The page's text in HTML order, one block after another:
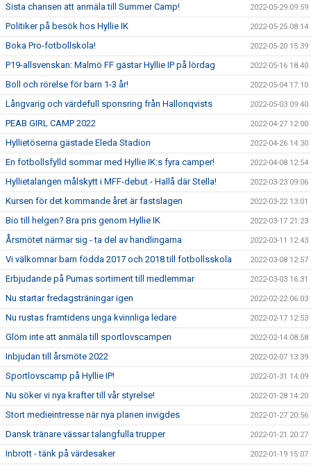
Sista chansen att anmäla till Summer Camp! 2022-05-29 09:59
Politiker på besök hos Hyllie IK 2022-05-25 08:14
Boka Pro-fotbollskola! 2022-05-20 15:39
P19-allsvenskan: Malmö FF gästar Hyllie IP på lördag 2022-05-16 18:40
Boll och rörelse för barn 1-3 år! 2022-05-04 17:10
Långvarig och värdefull sponsring från Hallonqvists 2022-05-03 09:40
PEAB GIRL CAMP 2022 2022-04-27 12:00
Hyllietöserna gästade Eleda Stadion 2022-04-26 14:30
En fotbollsfylld sommar med Hyllie IK:s fyra camper! 2022-04-08 12:54
Hyllietalangen målskytt i MFF-debut - Hallå där Stella! 2022-03-23 09:06
Kursen för det kommande året är fastslagen 2022-03-22 13:01
Bio till helgen? Bra pris genom Hyllie IK 2022-03-17 21:23
Årsmötet närmar sig - ta del av handlingarna 2022-03-11 12:43
Vi välkomnar barn födda 2017 och 2018 till fotbollsskola 2022-03-08 12:57
Erbjudande på Pumas sortiment till medlemmar 2022-03-03 16:31
Nu startar fredagsträningar igen 2022-02-22 06:03
Nu rustas framtidens unga kvinnliga ledare 2022-02-17 12:53
Glöm inte att anmäla till sportlovscampen 2022-02-14 08:58
Inbjudan till årsmöte 2022 2022-02-07 13:39
Sportlovscamp på Hyllie IP! 2022-01-31 14:09
Nu söker vi nya krafter till vår styrelse! 2022-01-28 14:20
Stort medieintresse när nya planen invigdes 2022-01-27 20:56
Dansk tränare vässar talangfulla trupper 2022-01-21 20:27
Inbrott - tänk på värdesaker 2022-01-19 15:07